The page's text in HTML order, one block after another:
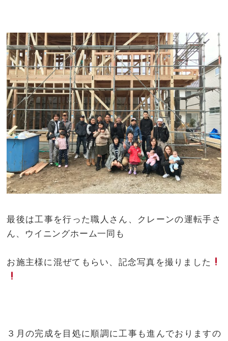
最後は工事を行った職人さん、クレーンの運転手さ
ん、ウイニングホーム一同も
お施主様に混ぜてもらい、記念写真を撮りました
３月の完成を目処に順調に工事も進んでおりますの